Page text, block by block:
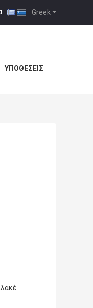
Greek
|
ΥΠΟΘΈΣΕΙΣ